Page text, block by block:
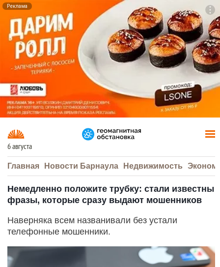
Реклама
6 августа
Главная Новости Барнаула Недвижимость
Немедленно положите трубку: стали известны
фразы, которые сразу выдают мошенников
Наверняка всем названивали без устали
телефонные мошенники.